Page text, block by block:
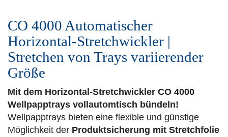
CO 4000 Automatischer
Horizontal-Stretchwickler |
Stretchen von Trays variierender
Größe
Mit dem Horizontal-Stretchwickler CO 4000
Wellpapptrays vollautomtisch bündeln!
Wellpapptrays bieten eine flexible und günstige
Möglichkeit der Produktsicherung mit Stretchfolie